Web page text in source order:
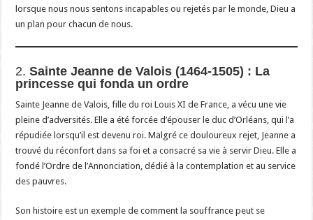
lorsque nous nous sentons incapables ou rejetés par le monde, Dieu a
un plan pour chacun de nous.
2.Sainte Jeanne de Valois (1464-1505) : La
princesse qui fonda un ordre
Sainte Jeanne de Valois, fille du roi Louis XI de France, a vécu une vie
pleine d’adversités. Elle a été forcée d’épouser le duc d’Orléans, qui l’a
répudiée lorsqu’il est devenu roi. Malgré ce douloureux rejet, Jeanne a
trouvé du réconfort dans sa foi et a consacré sa vie à servir Dieu. Elle a
fondé l’Ordre de l’Annonciation, dédié à la contemplation et au service
des pauvres.
Son histoire est un exemple de comment la souffrance peut se